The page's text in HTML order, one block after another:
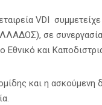
VDI
σε συνεργασία
Εθνικό και
και η